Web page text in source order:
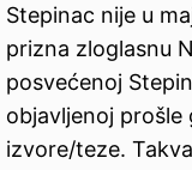
Stepinac nije u
prizna zloglasnu
posvećenoj
objavljenoj prošle
izvore/teze.